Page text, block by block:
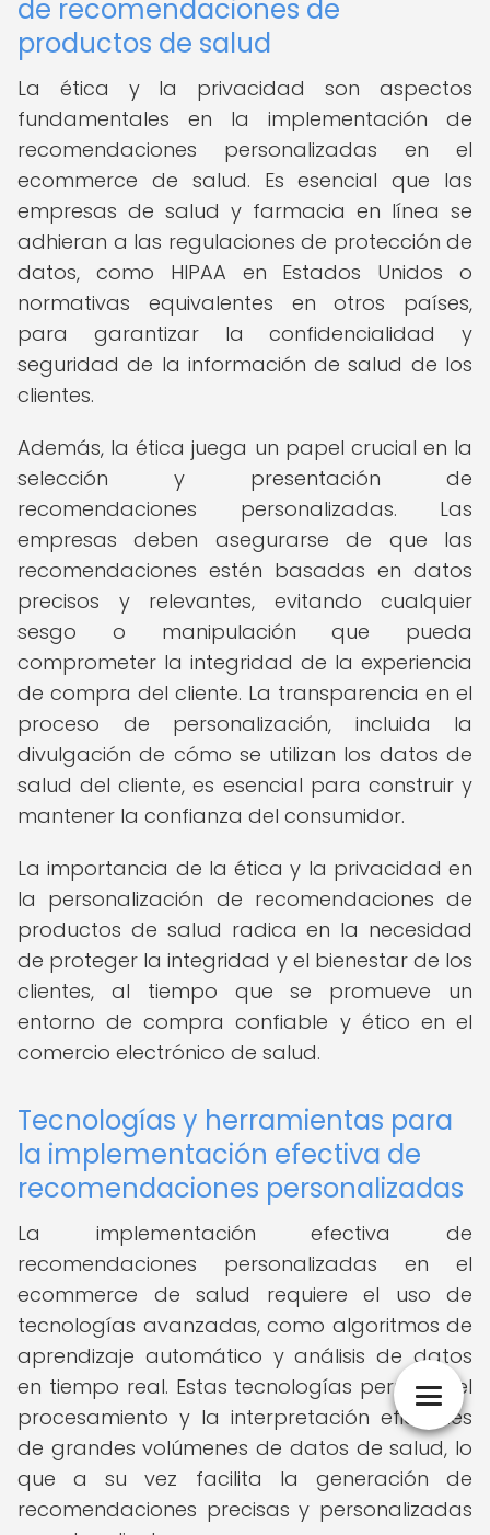
de recomendaciones de
productos de salud
La ética y la privacidad son aspectos
fundamentales en la implementación de
recomendaciones personalizadas en el
ecommerce de salud. Es esencial que las
empresas de salud y farmacia en línea se
adhieran a las regulaciones de protección de
datos, como HIPAA en Estados Unidos o
normativas equivalentes en otros países,
para garantizar la confidencialidad y
seguridad de la información de salud de los
clientes.
Además, la ética juega un papel crucial en la
selección y presentación de
recomendaciones personalizadas. Las
empresas deben asegurarse de que las
recomendaciones estén basadas en datos
precisos y relevantes, evitando cualquier
sesgo o manipulación que pueda
comprometer la integridad de la experiencia
de compra del cliente. La transparencia en el
proceso de personalización, incluida la
divulgación de cómo se utilizan los datos de
salud del cliente, es esencial para construir y
mantener la confianza del consumidor.
La importancia de la ética y la privacidad en
la personalización de recomendaciones de
productos de salud radica en la necesidad
de proteger la integridad y el bienestar de los
clientes, al tiempo que se promueve un
entorno de compra confiable y ético en el
comercio electrónico de salud.
Tecnologías y herramientas para
la implementación efectiva de
recomendaciones personalizadas
La implementación efectiva de
recomendaciones personalizadas en el
ecommerce de salud requiere el uso de
tecnologías avanzadas, como algoritmos de
aprendizaje automático y análisis de datos
en tiempo real. Estas tecnologías permiten el
procesamiento y la interpretación eficientes
de grandes volúmenes de datos de salud, lo
que a su vez facilita la generación de
recomendaciones precisas y personalizadas